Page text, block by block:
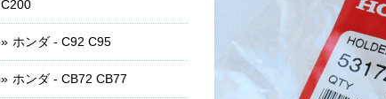
C200
ホンダ - C92 C95
ホンダ - CB72 CB77